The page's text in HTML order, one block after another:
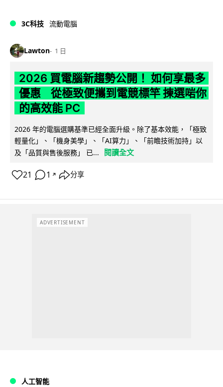
3C科技 流動電腦
Lawton 1 日
2026 買電腦新趨勢公開！ 如何享最多
優惠 從極致便攜到電競標竿 揀選啱你
的高效能 PC
2026 年的電腦選購基準已經全面升級。除了基本效能，「極致
輕量化」、「機身美學」、「AI算力」、「前瞻技術加持」以
及「品質與售後服務」 已...
閱讀全文
21 1 ↗ 分享
ADVERTISEMENT
人工智能